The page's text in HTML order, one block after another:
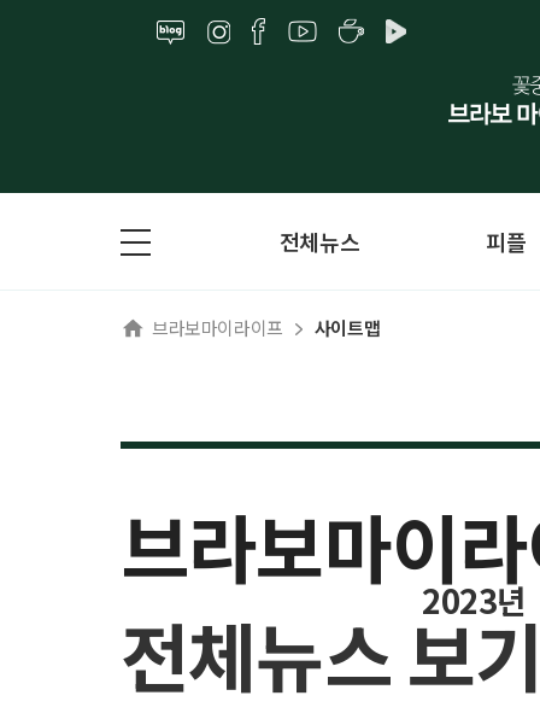
전체뉴스 피플
브라보마이라이프 사이트맵
브라보마이
전체뉴스 보
2023년